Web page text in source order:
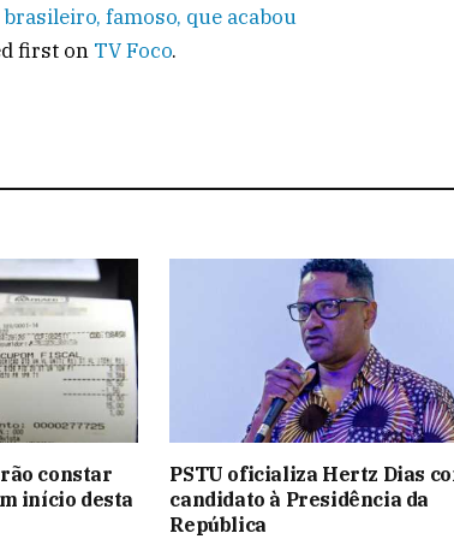
famoso, que acabou
first on TV Foco.
constar
início desta
PSTU oficializa Hertz Dias
candidato à Presidência da
República